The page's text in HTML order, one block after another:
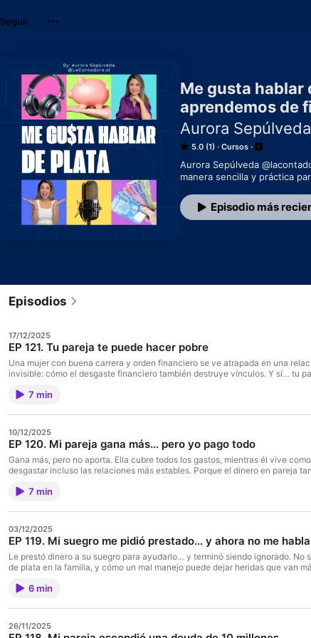
Me gusta hablar
aprendemos de
Aurora
5.0 (1) Cursos
Aurora Sepúlveda
manera sencilla y práctica
Episodio más
Seguir
Episodios
17/12/2025
EP 121. Tu pareja te puede hacer pobre
Una mujer con buena carrera y orden financiero se ve atrapada en una
invisible: cómo el desgaste financiero también destruye vínculos. Y sí… tu
7 min
10/12/2025
EP 120. Mi pareja gana más… pero yo pago todo
Gana más, pero no aporta. Ella cubre todos los gastos, mientras él vive
desgastar incluso las relaciones más estables. Porque el dinero en pareja
7 min
03/12/2025
EP 119. Mi suegro me pidió prestado… y ahora no me habla
Le prestó dinero a su suegro para ayudarlo… y terminó siendo ignorado.
de plata en la familia, y cómo un mal manejo puede dejar heridas que van
6 min
26/11/2025